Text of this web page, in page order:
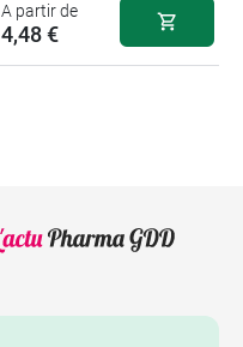
A partir de
4,48 €